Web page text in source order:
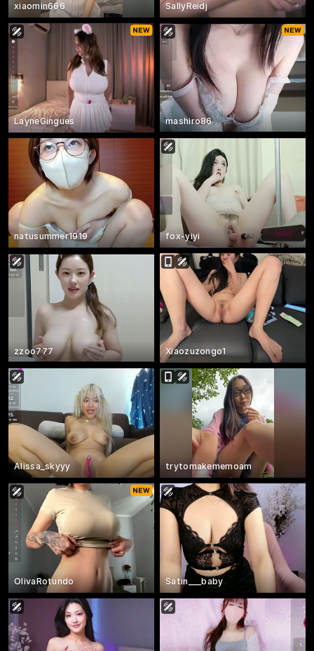
xiaomin666 SallyReidj
LayneGingues mashiro86
natusummer1919 fox-yiyi
zzoo777 Xiaozuzongo1
Alissa_skyyy trytomakememoam
OlivaRotundo Satin___baby